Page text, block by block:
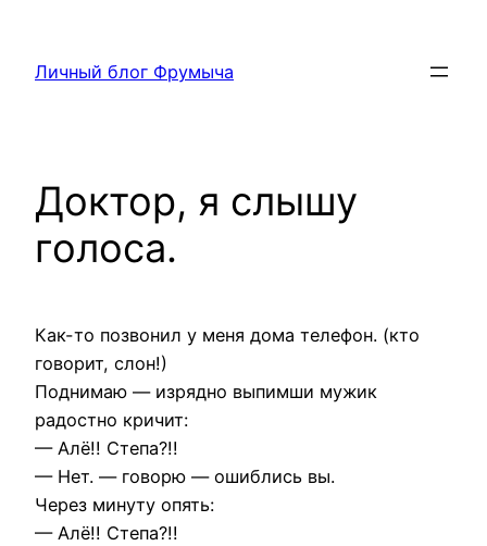
содержимому
Личный блог Фрумыча
Доктор, я слышу
голоса.
Как-то позвонил у меня дома телефон. (кто
говорит, слон!)
Поднимаю — изрядно выпимши мужик
радостно кричит:
— Алё!! Степа?!!
— Нет. — говорю — ошиблись вы.
Через минуту опять:
— Алё!! Степа?!!